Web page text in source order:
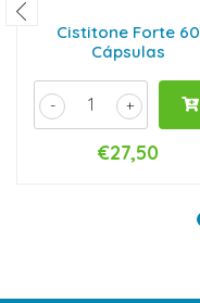
Cistitone Forte 60
Cápsulas
+
-
€27,50